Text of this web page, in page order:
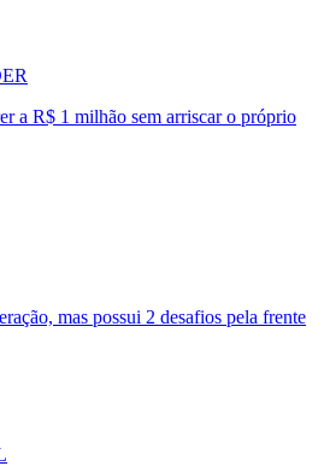
a R$ 1 milhão sem arriscar o próprio
mas possui 2 desafios pela frente